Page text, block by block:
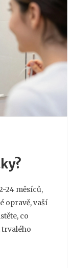
24 měsíců,
opravě, vaší
co
trvalého